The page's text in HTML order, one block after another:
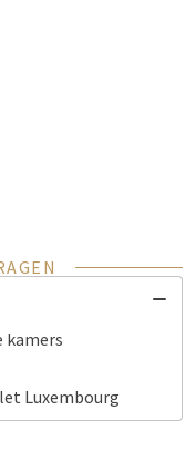
kamers
Luxembourg